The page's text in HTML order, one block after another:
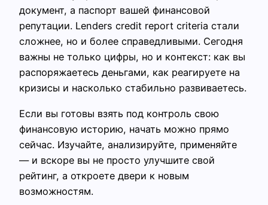
документ, а паспорт вашей финансовой
репутации. Lenders credit report criteria стали
сложнее, но и более справедливыми. Сегодня
важны не только цифры, но и контекст: как вы
распоряжаетесь деньгами, как реагируете на
кризисы и насколько стабильно развиваетесь.
Если вы готовы взять под контроль свою
финансовую историю, начать можно прямо
сейчас. Изучайте, анализируйте, применяйте
— и вскоре вы не просто улучшите свой
рейтинг, а откроете двери к новым
возможностям.